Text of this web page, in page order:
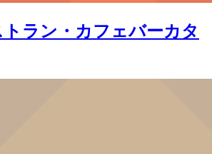
ラン・カフェバーカタ